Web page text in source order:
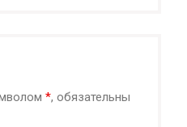
*, обязательны